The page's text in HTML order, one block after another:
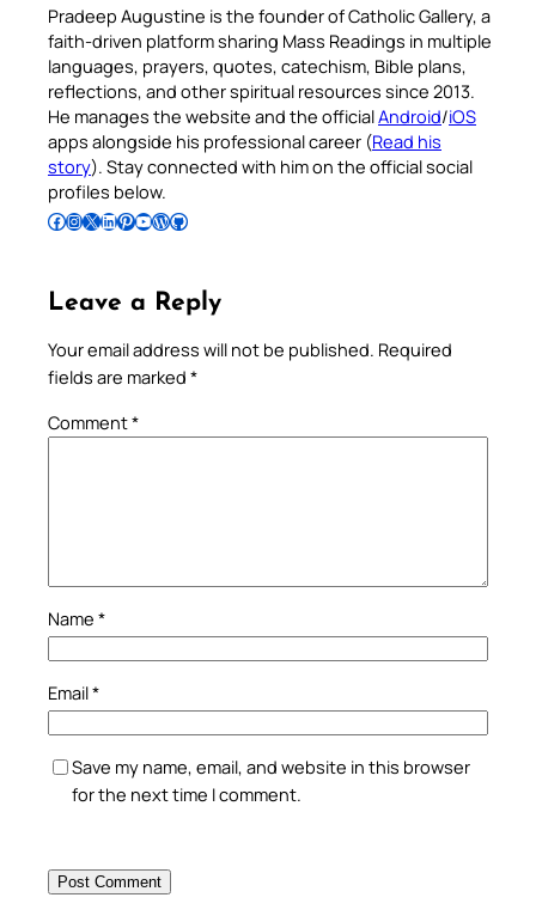
Pradeep Augustine is the founder of Catholic Gallery, a
faith-driven platform sharing Mass Readings in multiple
languages, prayers, quotes, catechism, Bible plans,
reflections, and other spiritual resources since 2013.
He manages the website and the officialAndroid/iOS
apps alongside his professional career (Read his
story). Stay connected with him on the official social
profiles below.
Follow Pradeep on Facebook Follow Pradeep on InstagramFollow Pradeep on X Follow Pradeep on LinkedIn Follow Pradeep on Pinterest Subscribe to Pradeep’s Youtube Channel Follow Pradeep on WordPress Follow Pradeep on GitHub
Leave a Reply
Your email address will not be published. Required
fields are marked *
Comment*
Name *
Email*
Save my name, email, and website in this browser
for the next time I comment.